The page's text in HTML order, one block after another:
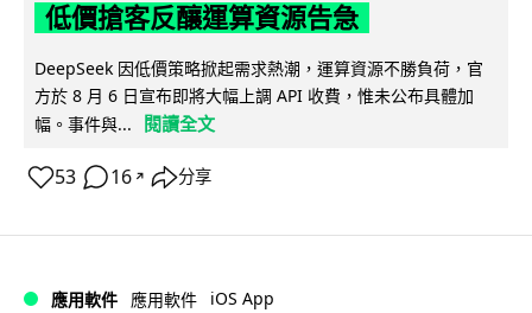
低價搶客反釀運算資源告急
DeepSeek 因低價策略掀起需求熱潮，運算資源不勝負荷，官
方於 8 月 6 日宣布即將大幅上調 API 收費，惟未公布具體加
幅。事件與...
閱讀全文
53 16 ↗ 分享
應用軟件 應用軟件 iOS App